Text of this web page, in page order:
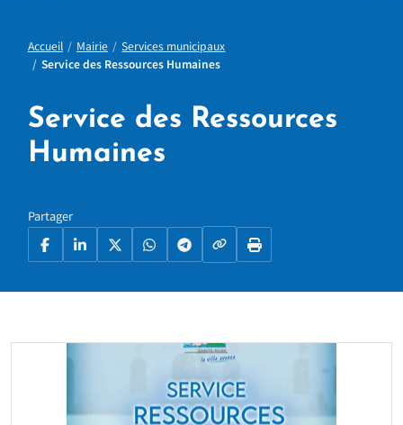
Accueil Mairie
Services municipaux
Service des Ressources Humaines
Service des Ressources
Humaines
Partager
FacebookLinkedIn
X WhatsAppTelegramCopier le lien
Imprimer la page